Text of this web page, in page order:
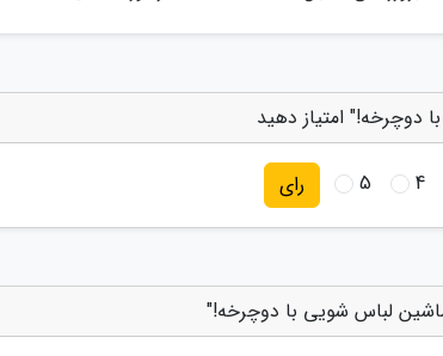
امتیاز دهید
4
5 رای
لباس شویی با دوچرخه!"